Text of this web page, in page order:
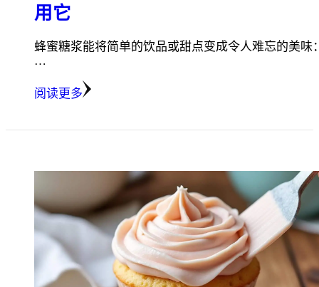
用它
蜂蜜糖浆能将简单的饮品或甜点变成令人难忘的美味
…
阅读更多